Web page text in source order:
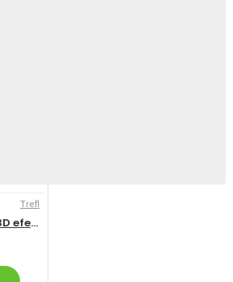
Trefl
Drinky - Puzzle s 3D efektom